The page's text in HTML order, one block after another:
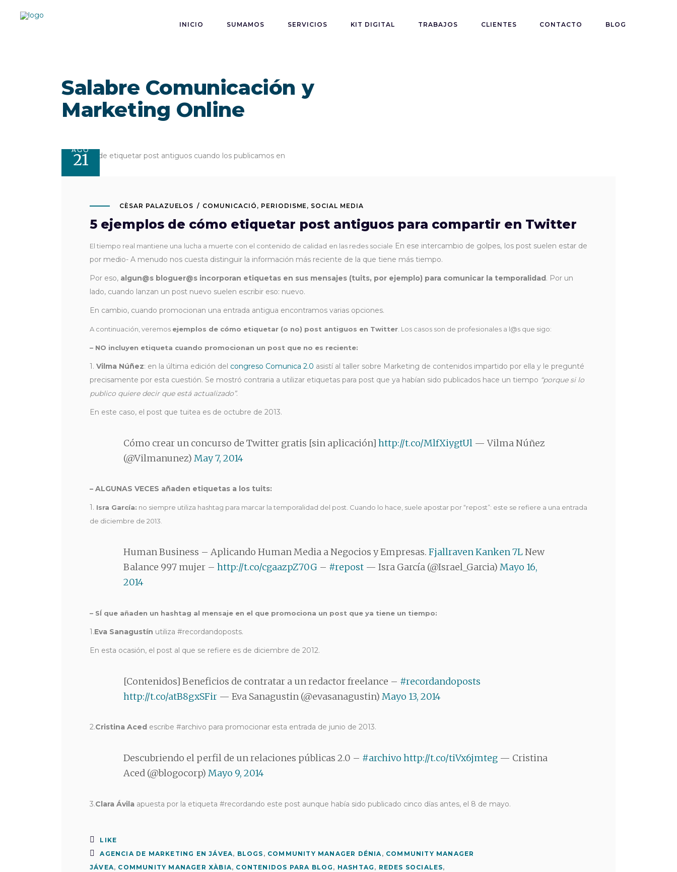
INICIO SUMAMOS SERVICIOS KIT DIGITAL TRABAJOS CLIENTES CONTACTO BLOG
Salabre Comunicación y
Marketing Online
AGO
21
CÈSAR PALAZUELOS COMUNICACIÓ , PERIODISME, SOCIAL MEDIA
5 ejemplos de cómo etiquetar post antiguos para compartir en Twitter
El tiempo real mantiene una lucha a muerte con el contenido de calidad en las redes sociale En ese intercambio de golpes, los post suelen estar de
por medio- A menudo nos cuesta distinguir la información más reciente de la que tiene más tiempo.
Por eso, algun@s bloguer@s incorporan etiquetas en sus mensajes (tuits, por ejemplo) para comunicar la temporalidad. Por un
lado, cuando lanzan un post nuevo suelen escribir eso: nuevo.
En cambio, cuando promocionan una entrada antigua encontramos varias opciones.
A continuación, veremos ejemplos de cómo etiquetar (o no) post antiguos en Twitter . Los casos son de profesionales a l@s que sigo:
– NO incluyen etiqueta cuando promocionan un post que no es reciente:
1. Vilma Núñez: en la última edición del congreso Comunica 2.0 asistí al taller sobre Marketing de contenidos impartido por ella y le pregunté
precisamente por esta cuestión. Se mostró contraria a utilizar etiquetas para post que ya habían sido publicados hace un tiempo “porque si lo
publico quiere decir que está actualizado”.
En este caso, el post que tuitea es de octubre de 2013.
Cómo crear un concurso de Twitter gratis [sin aplicación]http://t.co/MlfXiygtUl — Vilma Núñez
(@Vilmanunez)May 7, 2014
– ALGUNAS VECES añaden etiquetas a los tuits:
1. Isra García: no siempre utiliza hashtag para marcar la temporalidad del post. Cuando lo hace, suele apostar por “repost”: este se refiere a una entrada
de diciembre de 2013.
Human Business – Aplicando Human Media a Negocios y Empresas.Fjallraven Kanken 7LNew
Balance 997 mujer –http://t.co/cgaazpZ70G – #repost — Isra García (@Israel_Garcia)Mayo 16,
2014
– SÍ que añaden un hashtag al mensaje en el que promociona un post que ya tiene un tiempo:
1.Eva Sanagustín utiliza #recordandoposts.
En esta ocasión, el post al que se refiere es de diciembre de 2012.
[Contenidos] Beneficios de contratar a un redactor freelance – #recordandoposts
http://t.co/atB8gxSFir — Eva Sanagustin (@evasanagustin) Mayo 13, 2014
2.Cristina Aced escribe #archivo para promocionar esta entrada de junio de 2013.
Descubriendo el perfil de un relaciones públicas 2.0 – #archivo http://t.co/tiVx6jmteg — Cristina
Aced (@blogocorp)Mayo 9, 2014
3.Clara Ávila apuesta por la etiqueta #recordando este post aunque había sido publicado cinco días antes, el 8 de mayo.
LIKE
AGENCIA DE MARKETING EN JÁVEA, BLOGS , COMMUNITY MANAGER DÉNIA , COMMUNITY MANAGER
JÁVEA, COMMUNITY MANAGER XÀBIA, CONTENIDOS PARA BLOG , HASHTAG , REDES SOCIALES,